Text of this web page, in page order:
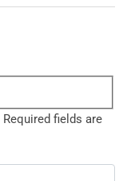
Required fields are